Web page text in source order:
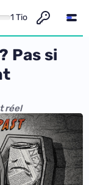
1 Tio
Pas si
réel